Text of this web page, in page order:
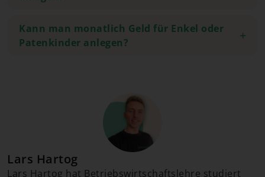
Kann man monatlich Geld für Enkel oder
Patenkinder anlegen?
Lars Hartog
Lars Hartog hat Betriebswirtschaftslehre studiert